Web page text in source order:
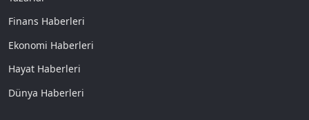
Finans Haberleri
Ekonomi Haberleri
Hayat Haberleri
Dünya Haberleri